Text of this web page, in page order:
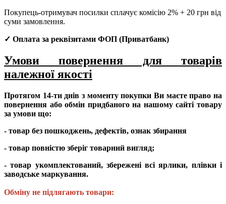
Покупець-отримувач посилки сплачує комісію 2% + 20 грн від
суми замовлення.
✓ Оплата за реквізитами ФОП (Приватбанк)
Умови повернення для товарів
належної якості
Протягом 14-ти днів з моменту покупки Ви маєте право на
повернення або обмін придбаного на нашому сайті товару
за умови що:
- товар без пошкоджень, дефектів, ознак збирання
- товар повністю зберіг товарний вигляд;
- товар укомплектований, збережені всі ярлики, плівки і
заводське маркування.
Обміну не підлягають товари: